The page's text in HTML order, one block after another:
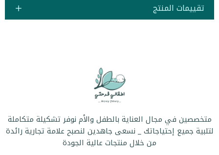
تقييمات المنتج
متخصصين في مجال العناية بالطفل والأم نوفر تشكيلة متكاملة
لتلبية جميع إحتياجاتك _ نسعى جاهدين لنصبح علامة تجارية رائدة
من خلال منتجات عالية الجودة